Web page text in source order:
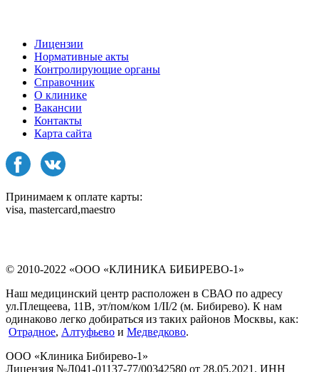
Лицензии
Нормативные акты
Контролирующие органы
Справочник
О клинике
Вакансии
Контакты
Карта сайта
Принимаем к оплате карты:
visa, mastercard,maestro
© 2010-2022 «ООО «КЛИНИКА БИБИРЕВО-1»
Наш медицинский центр расположен в СВАО по адресу
ул.Плещеева, 11В, эт/пом/ком 1/II/2 (м. Бибирево). К нам
одинаково легко добираться из таких районов Москвы, как:
Отрадное, Алтуфьево и Медведково.
ООО «Клиника Бибирево-1»
Лицензия №Л041-01137-77/00342580 от 28.05.2021. ИНН